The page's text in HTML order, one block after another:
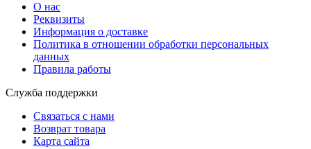
О нас
Реквизиты
Информация о доставке
Политика в отношении обработки персональных
данных
Правила работы
Служба поддержки
Связаться с нами
Возврат товара
Карта сайта